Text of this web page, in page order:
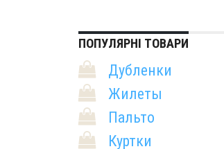
ПОПУЛЯРНІ ТОВАРИ
Дубленки
Жилеты
Пальто
Куртки